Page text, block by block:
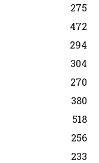
275
472
294
304
270
380
518
256
233